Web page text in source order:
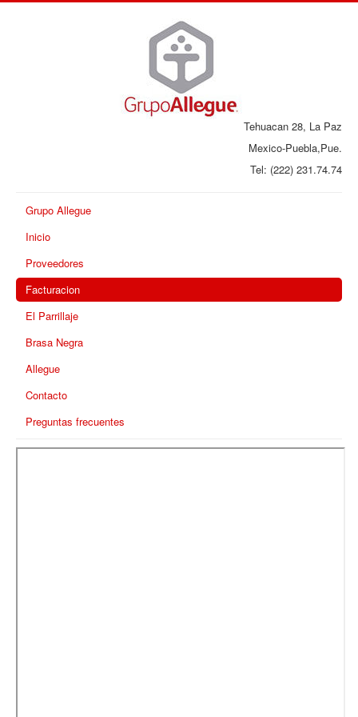
Tehuacan 28, La Paz
Mexico-Puebla,Pue.
Tel: (222) 231.74.74
Grupo Allegue
Inicio
Proveedores
Facturacion
El Parrillaje
Brasa Negra
Allegue
Contacto
Preguntas frecuentes